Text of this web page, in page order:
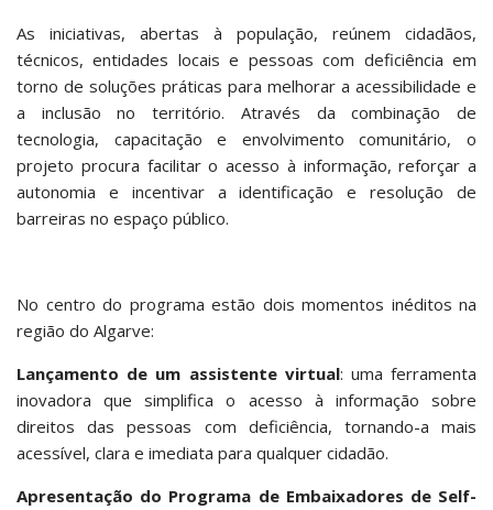
As iniciativas, abertas à população, reúnem cidadãos,
técnicos, entidades locais e pessoas com deficiência em
torno de soluções práticas para melhorar a acessibilidade e
a inclusão no território. Através da combinação de
tecnologia, capacitação e envolvimento comunitário, o
projeto procura facilitar o acesso à informação, reforçar a
autonomia e incentivar a identificação e resolução de
barreiras no espaço público.
No centro do programa estão dois momentos inéditos na
região do Algarve:
Lançamento de um assistente virtual: uma ferramenta
inovadora que simplifica o acesso à informação sobre
direitos das pessoas com deficiência, tornando-a mais
acessível, clara e imediata para qualquer cidadão.
Apresentação do Programa de Embaixadores de Self-